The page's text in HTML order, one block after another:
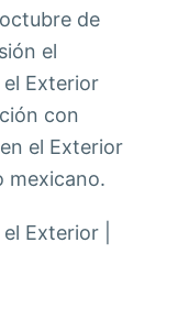
de
el
Exterior
con
el Exterior
mexicano.
Exterior |